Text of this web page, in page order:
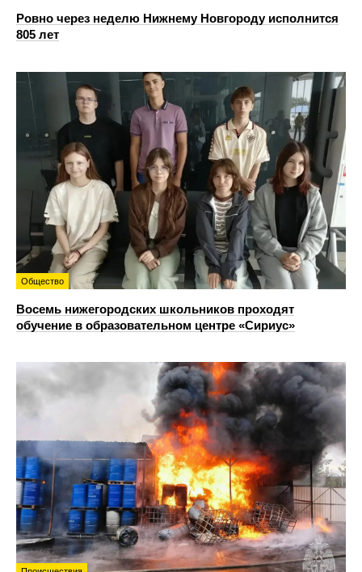
Ровно через неделю Нижнему Новгороду исполнится
805 лет
Общество
Восемь нижегородских школьников проходят
обучение в образовательном центре «Сириус»